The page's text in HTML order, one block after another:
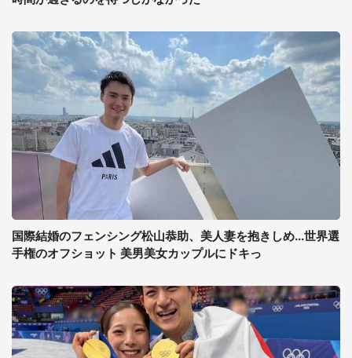
国際結婚のフェンシング松山恭助、美人妻を抱きしめ...世界選
手権のオフショット 美男美女カップルにドキっ